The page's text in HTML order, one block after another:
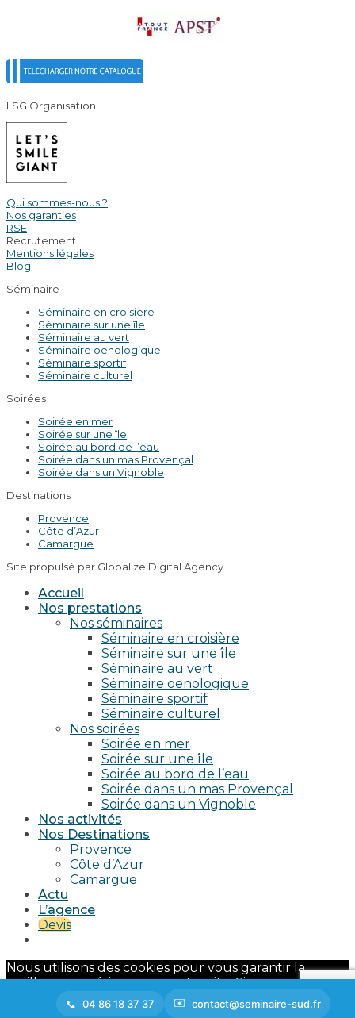
LSG Organisation
Qui sommes-nous ?
Nos garanties
RSE
Recrutement
Mentions légales
Blog
Séminaire
Séminaire en croisière
Séminaire sur une île
Séminaire au vert
Séminaire oenologique
Séminaire sportif
Séminaire culturel
Soirées
Soirée en mer
Soirée sur une île
Soirée au bord de l’eau
Soirée dans un mas Provençal
Soirée dans un Vignoble
Destinations
Provence
Côte d’Azur
Camargue
Site propulsé par Globalize Digital Agency
Accueil
Nos prestations
Nos séminaires
Séminaire en croisière
Séminaire sur une île
Séminaire au vert
Séminaire oenologique
Séminaire sportif
Séminaire culturel
Nos soirées
Soirée en mer
Soirée sur une île
Soirée au bord de l’eau
Soirée dans un mas Provençal
Soirée dans un Vignoble
Nos activités
Nos Destinations
Provence
Côte d’Azur
Camargue
Actu
L’agence
Devis
04 86 18 37 37 contact@seminaire-sud.fr
Nous utilisons des cookies pour vous garantir la
meilleure expérience sur notre site. Si vous continuez
à utiliser ce dernier, nous considérerons que vous
acceptez l'utilisation des cookies.
Ok